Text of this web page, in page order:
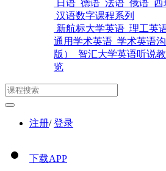
日语 德语 法语 俄语 西
汉语数字课程系列
新航标大学英语 理工英
通用学术英语 学术英语
版）
智汇大学英语听说
览
注册/登录
下载APP